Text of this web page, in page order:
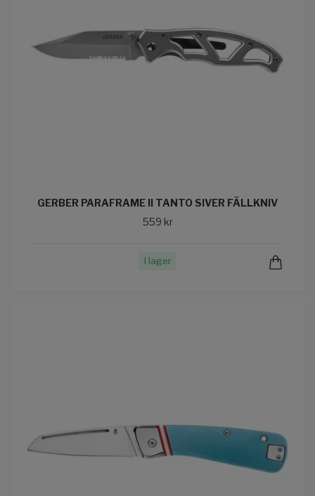
GERBER PARAFRAME II TANTO SIVER FÄLLKNIV
559 kr
I lager